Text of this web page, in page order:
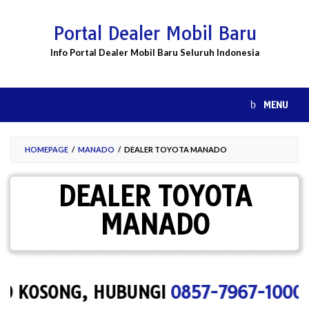
Portal Dealer Mobil Baru
Info Portal Dealer Mobil Baru Seluruh Indonesia
MENU
HOMEPAGE / MANADO / DEALER TOYOTA MANADO
DEALER TOYOTA
MANADO
HUBUNGI0857-7967-1000